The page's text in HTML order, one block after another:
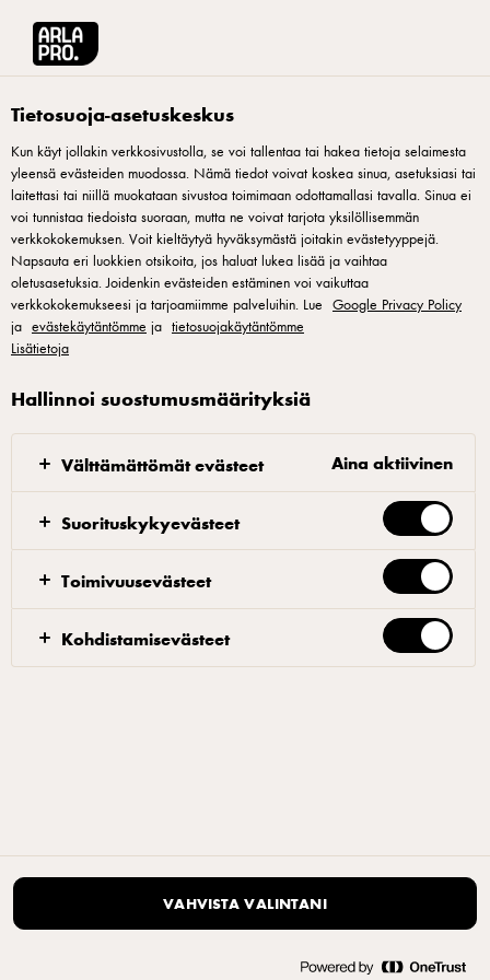
Arla® Pro•Select other country
Reseptit
Arla Pro Kuvapankki|Arla Connect -verkkokauppa suoratoimitusasiakkaille
Tietosuojaseloste|Evästeet
Avaa evästeiden ponnahdusikkuna uudelleen
Tietosuoja-asetuskeskus
Kun käyt jollakin verkkosivustolla, se voi tallentaa tai hakea tietoja selaimesta
yleensä evästeiden muodossa. Nämä tiedot voivat koskea sinua, asetuksiasi tai
laitettasi tai niillä muokataan sivustoa toimimaan odottamallasi tavalla. Sinua ei
voi tunnistaa tiedoista suoraan, mutta ne voivat tarjota yksilöllisemmän
verkkokokemuksen. Voit kieltäytyä hyväksymästä joitakin evästetyyppejä.
Napsauta eri luokkien otsikoita, jos haluat lukea lisää ja vaihtaa
oletusasetuksia. Joidenkin evästeiden estäminen voi vaikuttaa
verkkokokemukseesi ja tarjoamiimme palveluihin. Lue Google Privacy Policy
ja evästekäytäntömme ja tietosuojakäytäntömme
Lisätietoja
Hallinnoi suostumusmäärityksiä
Välttämättömät evästeet Aina aktiivinen
Suorituskykyevästeet
Toimivuusevästeet
Kohdistamisevästeet
VAHVISTA VALINTANI